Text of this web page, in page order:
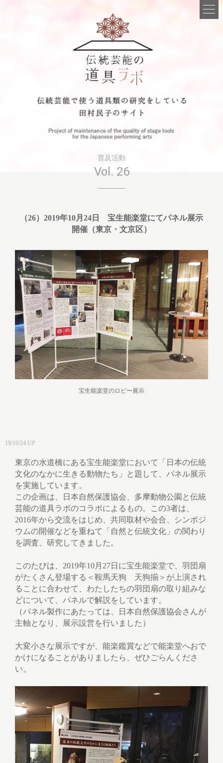
普及活動
Vol. 26
（26）2019年10月24日 宝生能楽堂にてパネル展示
開催（東京・文京区）
宝生能楽堂のロビー展示
19/10/24 UP
東京の水道橋にある宝生能楽堂において「日本の伝統
文化のなかに生きる動物たち」と題して、パネル展示
を実施しています。
この企画は、日本自然保護協会、多摩動物公園と伝統
芸能の道具ラボのコラボによるもの。この3者は、
2016年から交流をはじめ、共同取材や会合、シンポジ
ウムの開催などを重ねて「自然と伝統文化」の関わり
を調査、研究してきました。
このたびは、2019年10月27日に宝生能楽堂で、羽団扇
がたくさん登場する＜鞍馬天狗 天狗揃＞が上演され
ることに合わせて、わたしたちの羽団扇の取り組みな
どについて、パネルで解説をしています。
（パネル製作にあたっては、日本自然保護協会さんが
主軸となり、展示設営を行いました）
大変小さな展示ですが、能楽鑑賞などで能楽堂へおで
かけになることがありましたら、ぜひごらんくださ
い。